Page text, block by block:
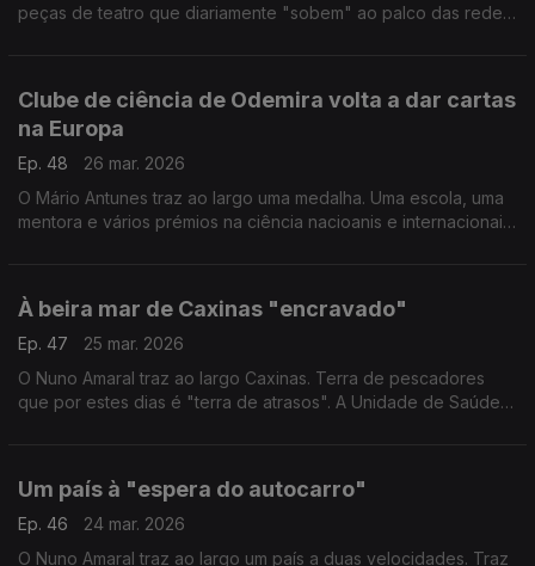
peças de teatro que diariamente "sobem" ao palco das redes
Clube de ciência de Odemira volta a dar cartas
na Europa
Ep. 48
26 mar. 2026
O Mário Antunes traz ao largo uma medalha. Uma escola, uma
mentora e vários prémios na ciência nacioanis e internacionais.
À beira mar de Caxinas "encravado"
Ep. 47
25 mar. 2026
O Nuno Amaral traz ao largo Caxinas. Terra de pescadores
que por estes dias é "terra de atrasos". A Unidade de Saúde
Um país à "espera do autocarro"
Ep. 46
24 mar. 2026
O Nuno Amaral traz ao largo um país a duas velocidades. Traz